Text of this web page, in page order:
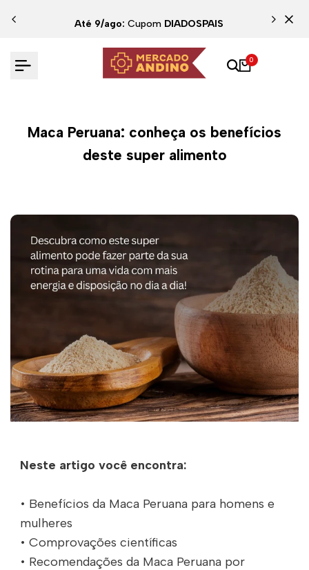
Até 9/ago:CupomDIADOSPAIS
0
Maca Peruana: conheça os benefícios
deste super alimento
Neste artigo você encontra:
• Benefícios da Maca Peruana para homens e
mulheres
• Comprovações científicas
• Recomendações da Maca Peruana por